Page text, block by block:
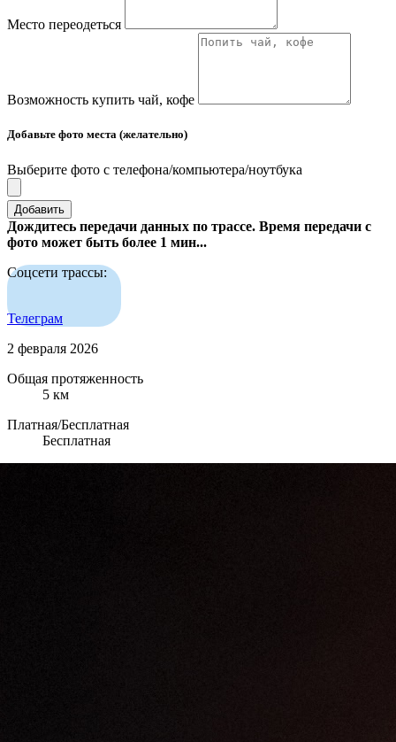
Место переодеться
Возможность купить чай, кофе
Добавьте фото места (желательно)
Выберите фото с телефона/компьютера/ноутбука
Добавить
Дождитесь передачи данных по трассе. Время передачи с
фото может быть более 1 мин...
Соцсети трассы:
Телеграм
2 февраля 2026
Общая протяженность
5 км
Платная/Бесплатная
Бесплатная